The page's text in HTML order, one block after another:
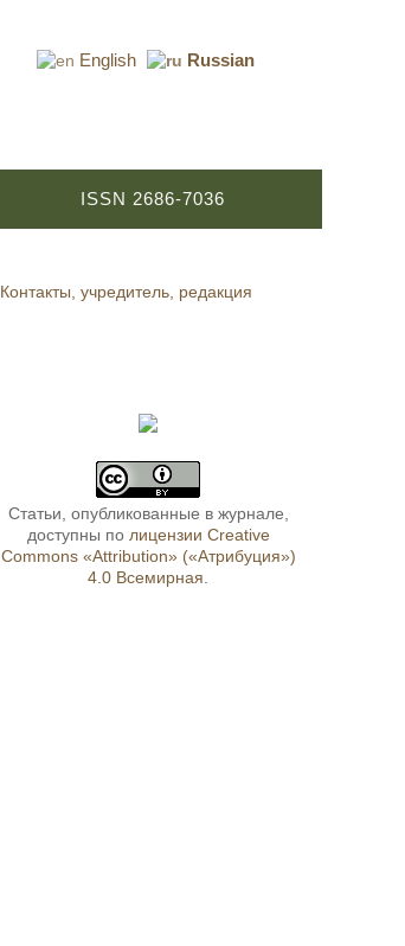
English Russian
ISSN 2686-7036
Контакты, учредитель, редакция
Статьи, опубликованные в журнале,
доступны по лицензии Creative
Commons «Attribution» («Атрибуция»)
4.0 Всемирная